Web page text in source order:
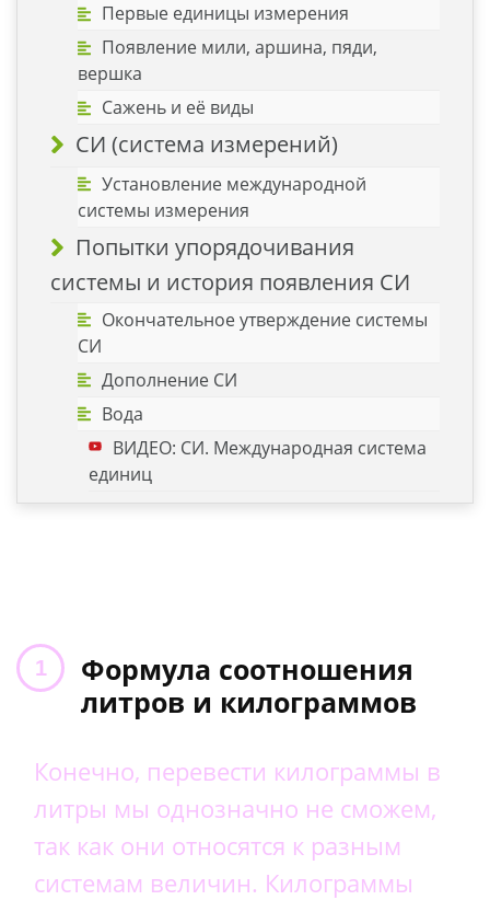
Первые единицы измерения
Появление мили, аршина, пяди,
вершка
Сажень и её виды
СИ (система измерений)
Установление международной
системы измерения
Попытки упорядочивания
системы и история появления СИ
Окончательное утверждение системы
СИ
Дополнение СИ
Вода
ВИДЕО: СИ. Международная система
единиц
Формула соотношения
литров и килограммов
Конечно, перевести килограммы в
литры мы однозначно не сможем,
так как они относятся к разным
системам величин. Килограммы